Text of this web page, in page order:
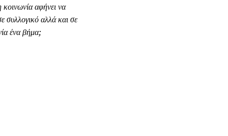
αφήνει να
συλλογικό αλλά και σε
ένα βήμα;